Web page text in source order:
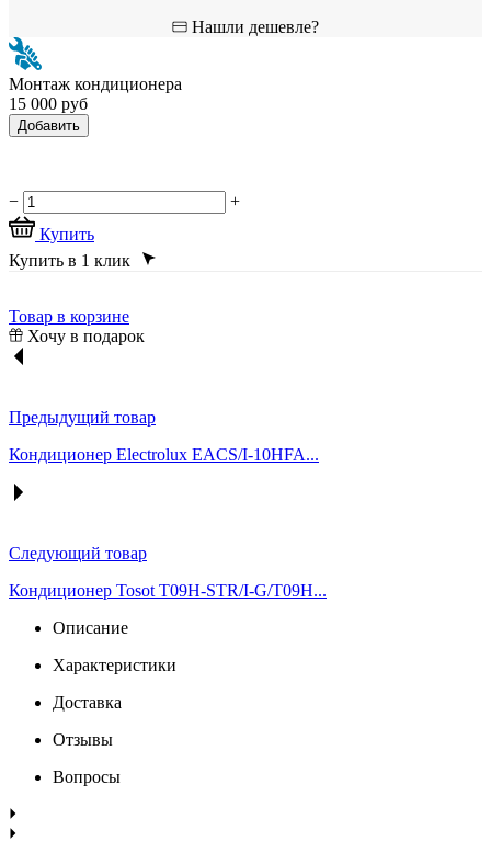
Нашли дешевле?
Монтаж кондиционера
15 000 руб
Добавить
−
+
Купить
Купить в 1 клик
Товар в корзине
Хочу в подарок
Предыдущий товар
Кондиционер Electrolux EACS/I-10HFA...
Следующий товар
Кондиционер Tosot T09H-STR/I-G/T09H...
Описание
Характеристики
Доставка
Отзывы
Вопросы